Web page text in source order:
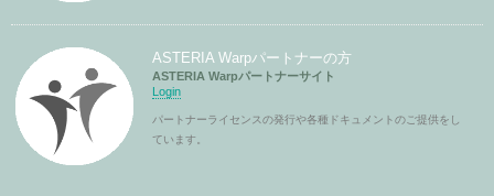
ASTERIA Warpパートナーの方
ASTERIA Warpパートナーサイト
Login
パートナーライセンスの発行や各種ドキュメントのご提供をし
ています。